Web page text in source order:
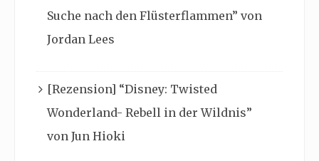
Suche nach den Flüsterflammen” von
Jordan Lees
[Rezension] “Disney: Twisted
Wonderland- Rebell in der Wildnis”
von Jun Hioki